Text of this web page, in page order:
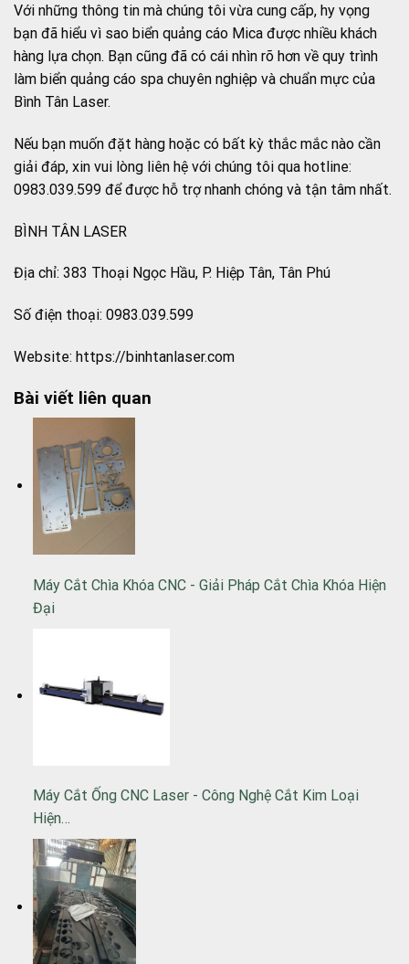
Với những thông tin mà chúng tôi vừa cung cấp, hy vọng
bạn đã hiểu vì sao biển quảng cáo Mica được nhiều khách
hàng lựa chọn. Bạn cũng đã có cái nhìn rõ hơn về quy trình
làm biển quảng cáo spa chuyên nghiệp và chuẩn mực của
Bình Tân Laser.
Nếu bạn muốn đặt hàng hoặc có bất kỳ thắc mắc nào cần
giải đáp, xin vui lòng liên hệ với chúng tôi qua hotline:
0983.039.599 để được hỗ trợ nhanh chóng và tận tâm nhất.
BÌNH TÂN LASER
Địa chỉ: 383 Thoại Ngọc Hầu, P. Hiệp Tân, Tân Phú
Số điện thoại: 0983.039.599
Website: https://binhtanlaser.com
Bài viết liên quan
Máy Cắt Chìa Khóa CNC - Giải Pháp Cắt Chìa Khóa Hiện
Đại
Máy Cắt Ống CNC Laser - Công Nghệ Cắt Kim Loại
Hiện…